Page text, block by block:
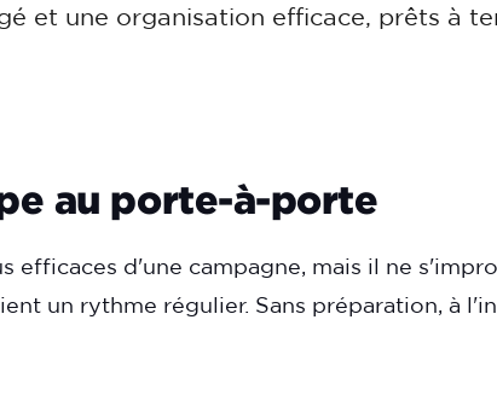
et une organisation efficace, prêts à
au porte-à-porte
efficaces d'une campagne, mais il ne
un rythme régulier. Sans préparation, à